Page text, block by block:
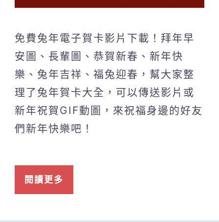
免費兔年電子賀卡影片下載！拜年早
安圖、長輩圖、恭賀新春、新年快
樂、兔年吉祥、福兔迎春，幫大家整
理了兔年賀卡大全，可以傳送影片或
新年祝賀GIF動圖，來祝福身邊的好友
們新年快樂吧！
閱讀更多